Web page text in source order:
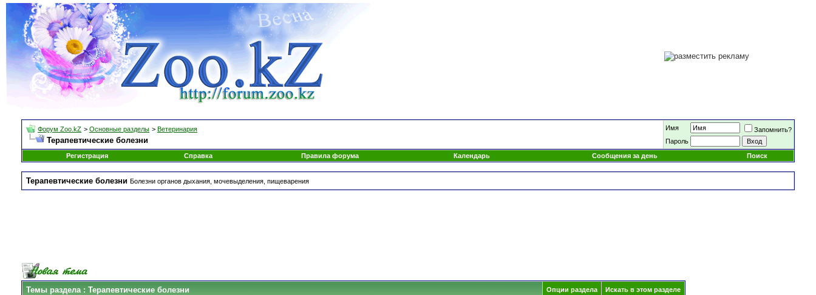
Форум Zoo.kZ > Основные разделы > Ветеринария
Терапевтические болезни
Имя
Запомнить?
Пароль
Регистрация
Справка Правила форума Календарь Сообщения за день Поиск
Терапевтические болезни Болезни органов дыхания, мочевыделения, пищеварения
Темы раздела: Терапевтические болезни Опции раздела Искать в этом разделе